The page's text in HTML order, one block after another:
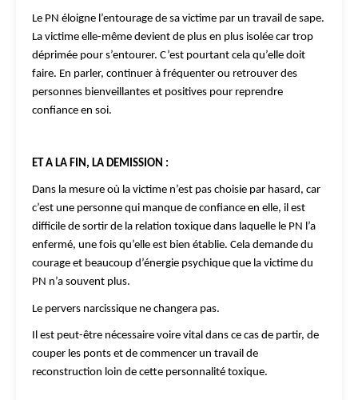
Le PN éloigne l’entourage de sa victime par un travail de sape.
La victime elle-même devient de plus en plus isolée car trop
déprimée pour s’entourer. C’est pourtant cela qu’elle doit
faire. En parler, continuer à fréquenter ou retrouver des
personnes bienveillantes et positives pour reprendre
confiance en soi.
ET A LA FIN, LA DEMISSION :
Dans la mesure où la victime n’est pas choisie par hasard, car
c’est une personne qui manque de confiance en elle, il est
difficile de sortir de la relation toxique dans laquelle le PN l’a
enfermé, une fois qu’elle est bien établie. Cela demande du
courage et beaucoup d’énergie psychique que la victime du
PN n’a souvent plus.
Le pervers narcissique ne changera pas.
Il est peut-être nécessaire voire vital dans ce cas de partir, de
couper les ponts et de commencer un travail de
reconstruction loin de cette personnalité toxique.